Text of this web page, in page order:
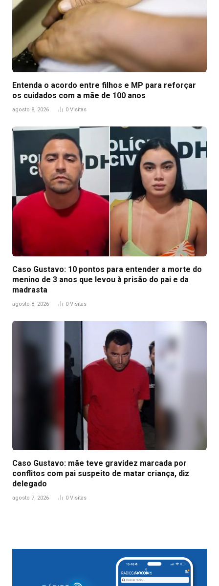
Entenda o acordo entre filhos e MP para reforçar
os cuidados com a mãe de 100 anos
agosto 8, 2026 0 Visitas
Caso Gustavo: 10 pontos para entender a morte do
menino de 3 anos que levou à prisão do pai e da
madrasta
agosto 8, 2026 0 Visitas
Caso Gustavo: mãe teve gravidez marcada por
conflitos com pai suspeito de matar criança, diz
delegado
agosto 7, 2026 0 Visitas